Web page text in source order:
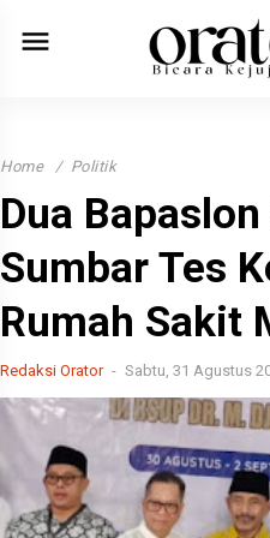
menu
Home Politik
Dua
Sumbar Tes
Rumah Sakit
Redaksi Orator Sabtu, 31 Agustus